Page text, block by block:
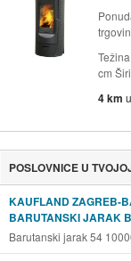
cm
4 km
POSLOVNICE U
KAUFLAND ZAGREB-
BARUTANSKI JARAK
Barutanski jarak 54